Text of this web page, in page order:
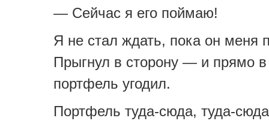
— Сейчас я его поймаю!
Я не стал ждать, пока он меня
Прыгнул в сторону — и прямо в
портфель угодил.
Портфель туда-сюда, туда-